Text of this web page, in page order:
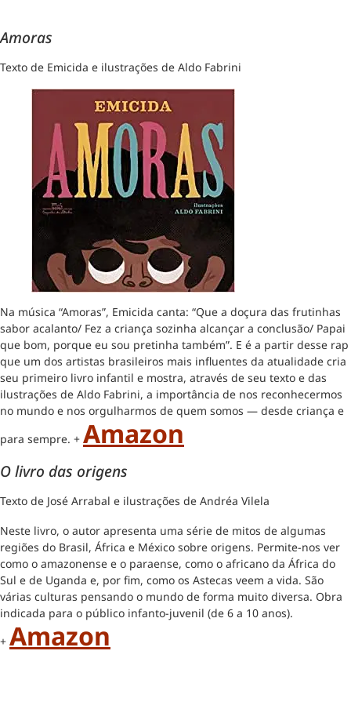
Amoras
Texto de Emicida e ilustrações de Aldo Fabrini
Na música “Amoras”, Emicida canta: “Que a doçura das frutinhas
sabor acalanto/ Fez a criança sozinha alcançar a conclusão/ Papai
que bom, porque eu sou pretinha também”. E é a partir desse rap
que um dos artistas brasileiros mais influentes da atualidade cria
seu primeiro livro infantil e mostra, através de seu texto e das
ilustrações de Aldo Fabrini, a importância de nos reconhecermos
no mundo e nos orgulharmos de quem somos — desde criança e
para sempre. + Amazon
O livro das origens
Texto de José Arrabal e ilustrações de Andréa Vilela
Neste livro, o autor apresenta uma série de mitos de algumas
regiões do Brasil, África e México sobre origens. Permite-nos ver
como o amazonense e o paraense, como o africano da África do
Sul e de Uganda e, por fim, como os Astecas veem a vida. São
várias culturas pensando o mundo de forma muito diversa. Obra
indicada para o público infanto-juvenil (de 6 a 10 anos).
+ Amazon